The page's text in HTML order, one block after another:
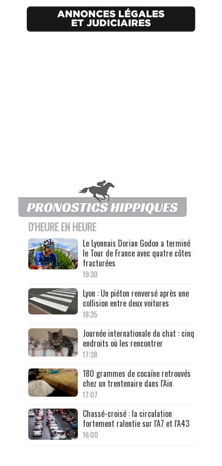
D'HEURE EN HEURE
Le Lyonnais Dorian Godon a terminé
le Tour de France avec quatre côtes
fracturées
19:30
Lyon : Un piéton renversé après une
collision entre deux voitures
18:35
Journée internationale du chat : cinq
endroits où les rencontrer
17:38
180 grammes de cocaïne retrouvés
chez un trentenaire dans l'Ain
17:07
Chassé-croisé : la circulation
fortement ralentie sur l'A7 et l'A43
16:00